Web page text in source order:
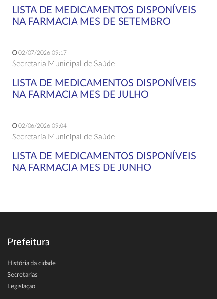
LISTA DE MEDICAMENTOS DISPONÍVEIS
NA FARMACIA MES DE SETEMBRO
02/07/2026 09:17
Secretaria Municipal de Saúde
LISTA DE MEDICAMENTOS DISPONÍVEIS
NA FARMACIA MES DE JULHO
02/06/2026 09:04
Secretaria Municipal de Saúde
LISTA DE MEDICAMENTOS DISPONÍVEIS
NA FARMACIA MES DE JUNHO
Prefeitura
História da cidade
Secretarias
Legislação